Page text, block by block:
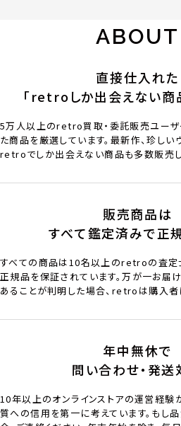
ABOUT
直接仕入れた
「retroしか出会えない商
5万人以上のretro買取・委託販売ユー
た商品を厳選しています。最新作、珍し
retroでしか出会えない商品も多数販売し
販売商品は
すべて鑑定済みで正
すべての商品は10名以上のretroの査定
正規品を保証されています。万が一お届
あることが判明した場合、retroは購入者
年中無休で
問い合わせ・発送
10年以上のオンラインストアの運営経験
質への信用を第一に考えています。もし